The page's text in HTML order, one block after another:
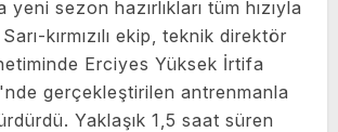
sezon hazırlıkları tüm hızıyla
kırmızılı ekip, teknik direktör
Erciyes Yüksek İrtifa
gerçekleştirilen antrenmanla
Yaklaşık 1,5 saat süren